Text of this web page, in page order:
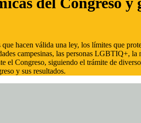
hacen válida una ley, los límites que
campesinas, las personas LGBTIQ+,
el Congreso, siguiendo el trámite de
y sus resultados.